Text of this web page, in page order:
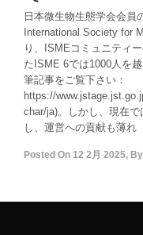
日本微生物生態学会会員
International Society for
り、ISMEコミュニティ
たISME 6では1000人を
筆記事をご覧下さい：
https://
char/ja)。しかし、現在
し、運営への貢献も薄れ
Posted On 12 2月 2025, By